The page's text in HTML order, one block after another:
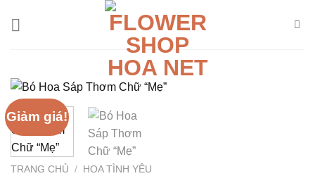
Giảm giá!
TRANG CHỦ / HOA TÌNH YÊU